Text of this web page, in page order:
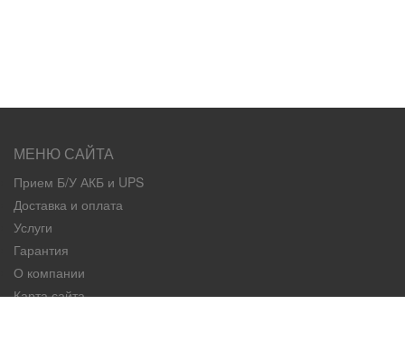
МЕНЮ САЙТА
Прием Б/У АКБ и UPS
Доставка и оплата
Услуги
Гарантия
О компании
Карта сайта